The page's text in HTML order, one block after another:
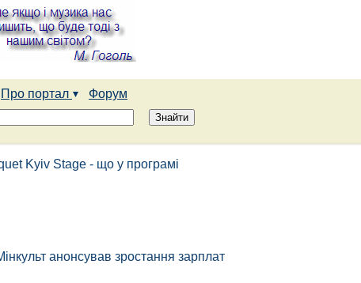
Про портал
Форум
Kyiv Stage - що у програмі
анонсував зростання зарплат